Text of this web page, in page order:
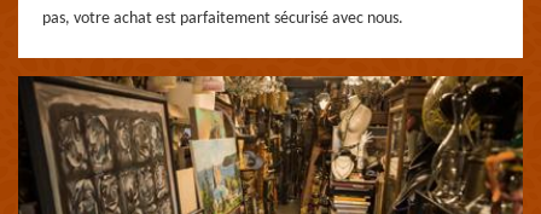
pas, votre achat est parfaitement sécurisé avec nous.